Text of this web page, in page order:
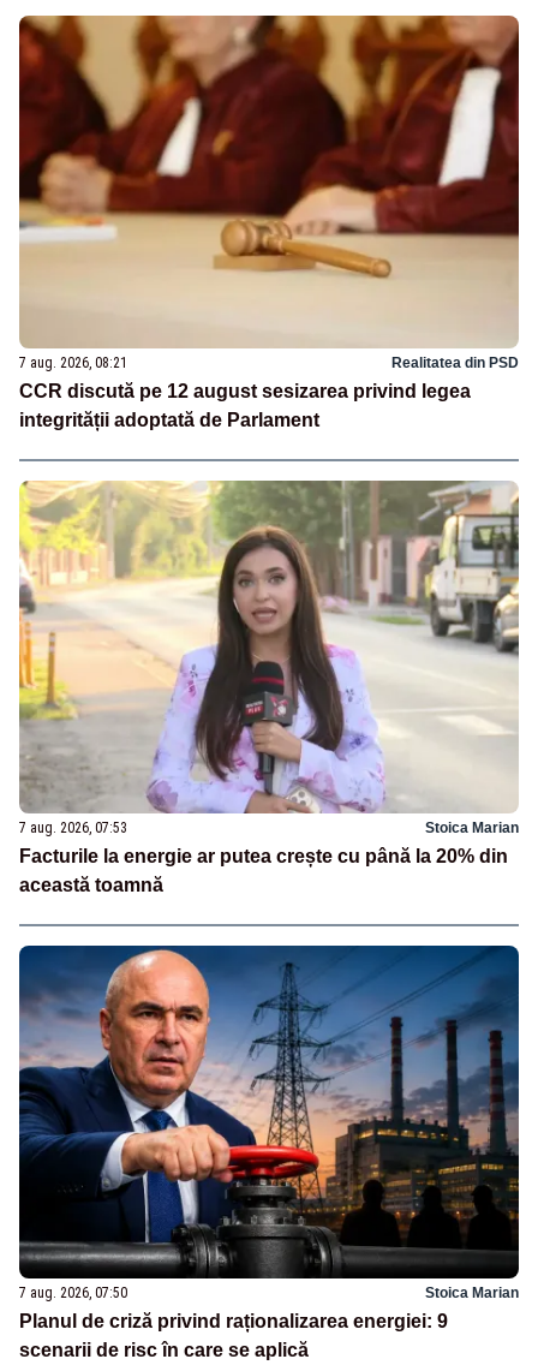
7 aug. 2026, 08:21 Realitatea din PSD
CCR discută pe 12 august sesizarea privind legea
integrității adoptată de Parlament
7 aug. 2026, 07:53 Stoica Marian
Facturile la energie ar putea crește cu până la 20% din
această toamnă
7 aug. 2026, 07:50 Stoica Marian
Planul de criză privind raționalizarea energiei: 9
scenarii de risc în care se aplică